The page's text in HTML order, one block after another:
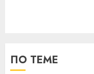
ПО ТЕМЕ